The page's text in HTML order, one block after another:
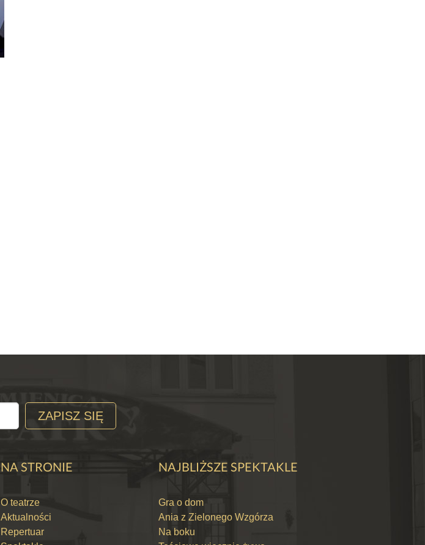
ZAPISZ SIĘ
NA STRONIE
O teatrze
Aktualności
Repertuar
NAJBLIŻSZE SPEKTAKLE
Gra o dom
Ania z Zielonego Wzgórza
Na boku